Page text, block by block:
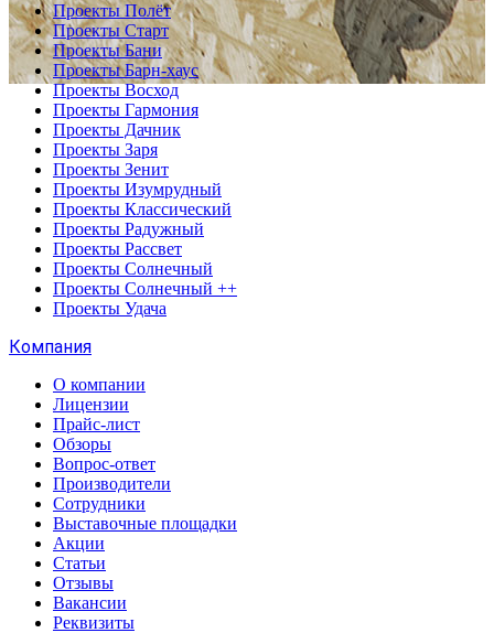
Проекты Полёт
Проекты Старт
Проекты Бани
Проекты Барн-хаус
Проекты Восход
Проекты Гармония
Проекты Дачник
Проекты Заря
Проекты Зенит
Проекты Изумрудный
Проекты Классический
Проекты Радужный
Проекты Рассвет
Проекты Солнечный
Проекты Солнечный ++
Проекты Удача
Компания
О компании
Лицензии
Прайс-лист
Обзоры
Вопрос-ответ
Производители
Сотрудники
Выставочные площадки
Акции
Статьи
Отзывы
Вакансии
Реквизиты